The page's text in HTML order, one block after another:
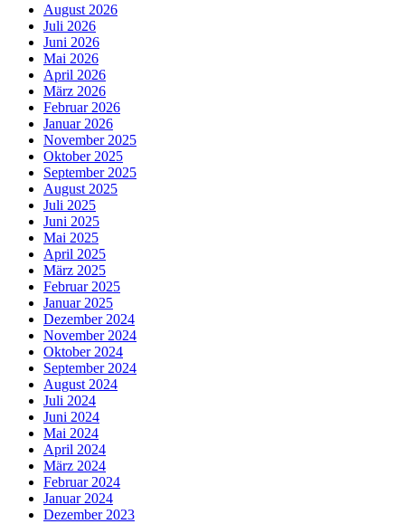
August 2026
Juli 2026
Juni 2026
Mai 2026
April 2026
März 2026
Februar 2026
Januar 2026
November 2025
Oktober 2025
September 2025
August 2025
Juli 2025
Juni 2025
Mai 2025
April 2025
März 2025
Februar 2025
Januar 2025
Dezember 2024
November 2024
Oktober 2024
September 2024
August 2024
Juli 2024
Juni 2024
Mai 2024
April 2024
März 2024
Februar 2024
Januar 2024
Dezember 2023